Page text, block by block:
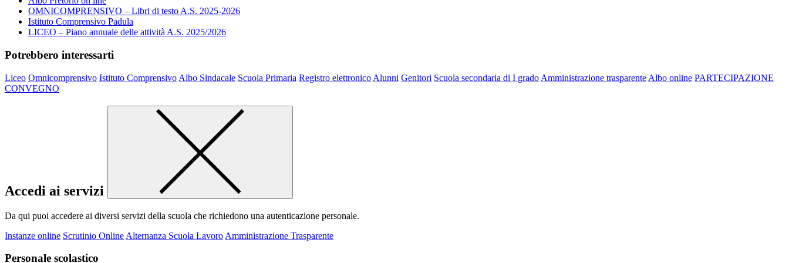
OMNICOMPRENSIVO – Libri di testo A.S. 2025-2026
Istituto Comprensivo Padula
LICEO – Piano annuale delle attività A.S. 2025/2026
Potrebbero interessarti
Liceo Omnicomprensivo Istituto Comprensivo Albo Sindacale Scuola Primaria Registro elettronico Alunni Genitori Scuola secondaria di I grado Amministrazione trasparente Albo online PARTECIPAZIONE
CONVEGNO
Accedi ai servizi
Da qui puoi accedere ai diversi servizi della scuola che richiedono una autenticazione personale.
Instanze online Scrutinio Online Alternanza Scuola Lavoro Amministrazione Trasparente
Personale scolastico